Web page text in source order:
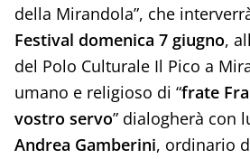
della Mirandola”, che
Festival domenica 7 giugno,
del Polo Culturale Il Pico a
umano e religioso di “frate
vostro servo” dialogherà con
Andrea Gamberini, ordinario